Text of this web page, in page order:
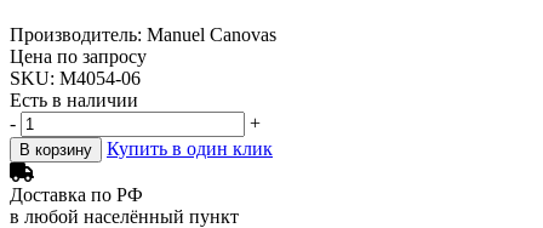
Производитель: Manuel Canovas
Цена по запросу
SKU: M4054-06
Есть в наличии
-
+
В корзину Купить в один клик
Доставка по РФ
в любой населённый пункт